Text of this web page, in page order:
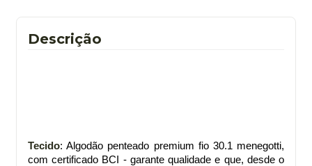
Descrição
Tecido: Algodão penteado premium fio 30.1 menegotti,
com certificado BCI - garante qualidade e que, desde o